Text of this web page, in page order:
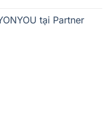
tại Partner